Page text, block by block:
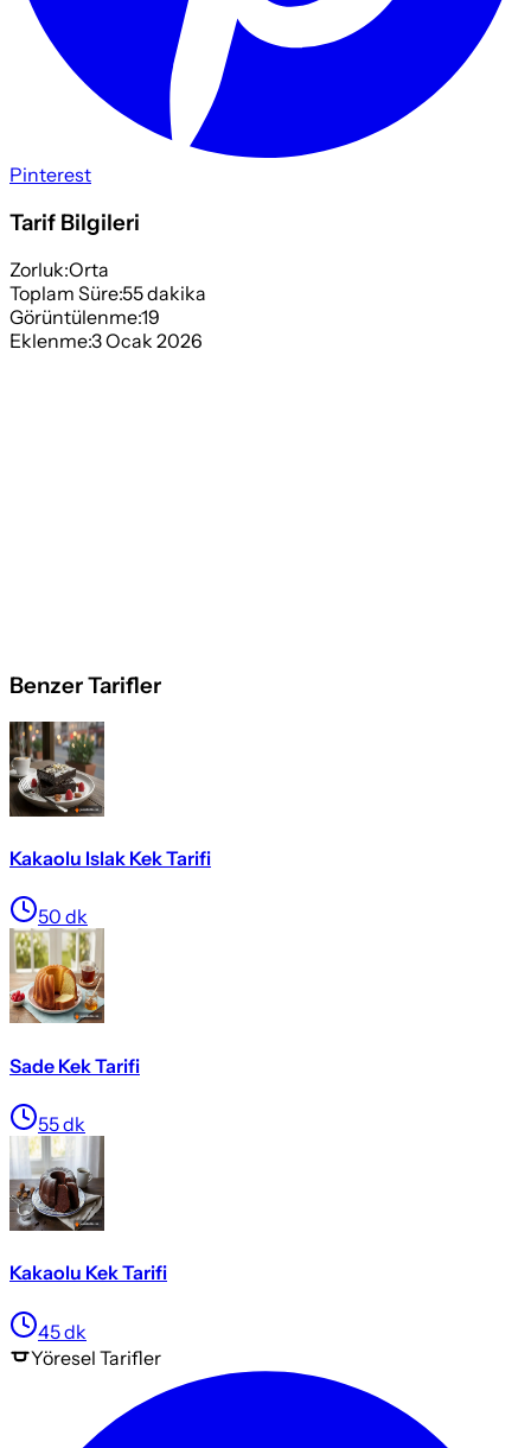
Pinterest
Tarif Bilgileri
Zorluk:Orta
Toplam Süre:55dakika
Görüntülenme:19
Eklenme:3 Ocak 2026
Benzer Tarifler
Kakaolu Islak Kek Tarifi
50 dk
Sade Kek Tarifi
55dk
Kakaolu Kek Tarifi
45dk
Yöresel Tarifler